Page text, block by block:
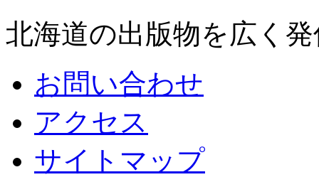
北海道の出版物を広く
お問い合わせ
アクセス
サイトマップ